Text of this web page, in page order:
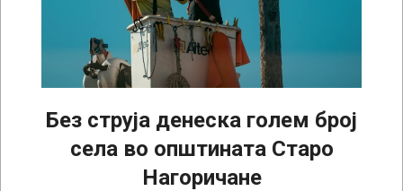
Без струја денеска голем број
села во општината Старо
Нагоричане